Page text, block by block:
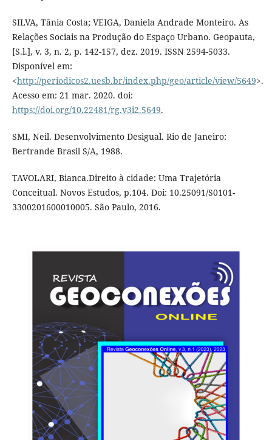
SILVA, Tânia Costa; VEIGA, Daniela Andrade Monteiro. As
Relações Sociais na Produção do Espaço Urbano. Geopauta,
[S.l.], v. 3, n. 2, p. 142-157, dez. 2019. ISSN 2594-5033.
Disponível em:
<http://periodicos2.uesb.br/index.php/geo/article/view/5649>.
Acesso em: 21 mar. 2020. doi:
https://doi.org/10.22481/rg.v3i2.5649.
SMI, Neil. Desenvolvimento Desigual. Rio de Janeiro:
Bertrande Brasil S/A, 1988.
TAVOLARI, Bianca.Direito à cidade: Uma Trajetória
Conceitual. Novos Estudos, p.104. Doi: 10.25091/S0101-
3300201600010005. São Paulo, 2016.